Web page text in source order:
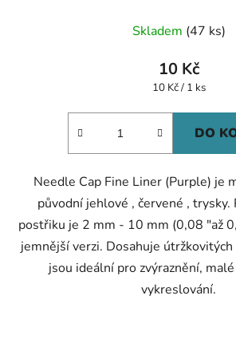
hodnocení
produktu
je
Skladem (47 ks)
10 Kč
Měrná
10 Kč / 1 ks
DO
Needle Cap Fine Liner (Purple) je
původní jehlové , červené , trysky.
postřiku je 2 mm - 10 mm (0,08 "až
jemnější verzi. Dosahuje
jsou ideální pro zvýraznění,
vykreslování.